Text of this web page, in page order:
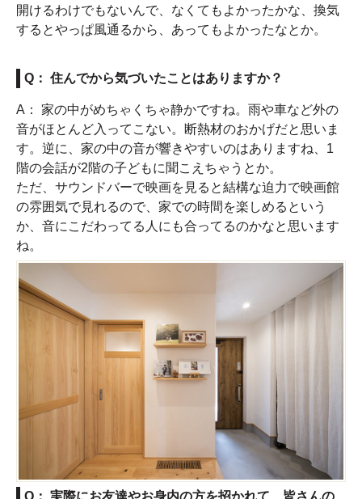
開けるわけでもないんで、なくてもよかったかな、換気
するとやっぱ風通るから、あってもよかったなとか。
Q： 住んでから気づいたことはありますか？
A： 家の中がめちゃくちゃ静かですね。雨や車など外の
音がほとんど入ってこない。断熱材のおかげだと思いま
す。逆に、家の中の音が響きやすいのはありますね、1
階の会話が2階の子どもに聞こえちゃうとか。
ただ、サウンドバーで映画を見ると結構な迫力で映画館
の雰囲気で見れるので、家での時間を楽しめるという
か、音にこだわってる人にも合ってるのかなと思います
ね。